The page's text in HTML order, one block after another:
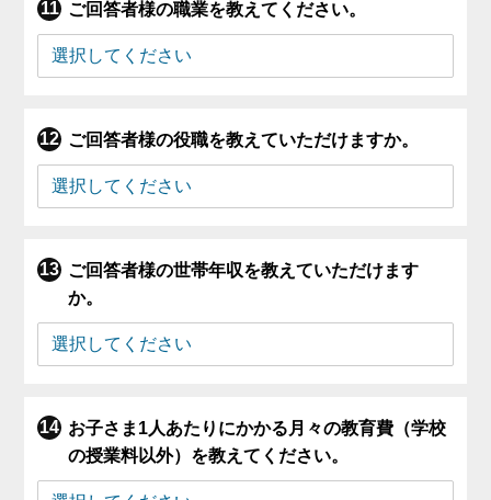
ご回答者様の職業を教えてください。
ご回答者様の役職を教えていただけますか。
ご回答者様の世帯年収を教えていただけます
か。
お子さま1人あたりにかかる月々の教育費（学校
の授業料以外）を教えてください。